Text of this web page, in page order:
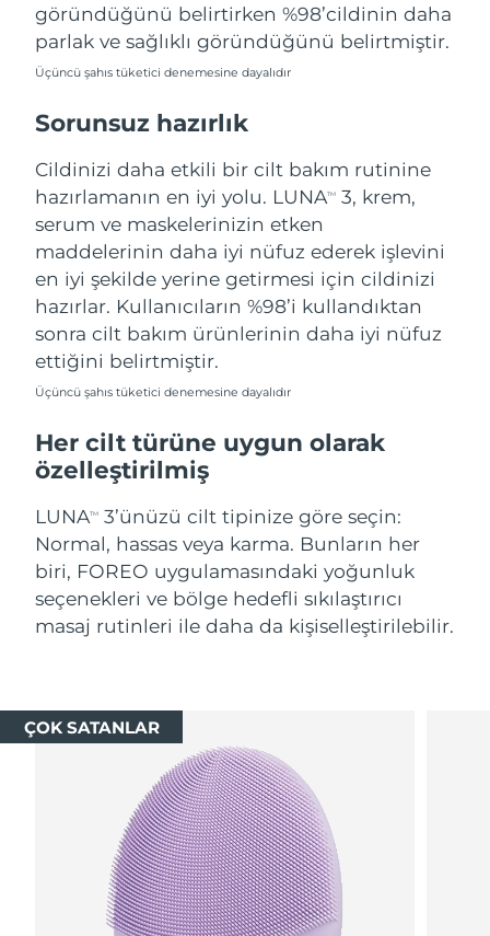
göründüğünü belirtirken %98’cildinin daha
parlak ve sağlıklı göründüğünü belirtmiştir.
Üçüncü şahıs tüketici denemesine dayalıdır
Sorunsuz hazırlık
Cildinizi daha etkili bir cilt bakım rutinine
hazırlamanın en iyi yolu. LUNATM
3, krem,
serum ve maskelerinizin etken
maddelerinin daha iyi nüfuz ederek işlevini
en iyi şekilde yerine getirmesi için cildinizi
hazırlar. Kullanıcıların %98’i kullandıktan
sonra cilt bakım ürünlerinin daha iyi nüfuz
ettiğini belirtmiştir.
Üçüncü şahıs tüketici denemesine dayalıdır
Her cilt türüne uygun olarak
özelleştirilmiş
LUNATM
3’ünüzü cilt tipinize göre seçin:
Normal, hassas veya karma. Bunların her
biri, FOREO uygulamasındaki yoğunluk
seçenekleri ve bölge hedefli sıkılaştırıcı
masaj rutinleri ile daha da kişiselleştirilebilir.
ÇOK SATANLAR